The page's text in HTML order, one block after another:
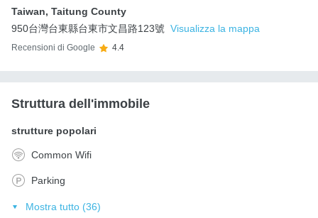
Taiwan, Taitung County
950台灣台東縣台東市文昌路123號 Visualizza la mappa
Recensioni di Google 4.4
Struttura dell'immobile
strutture popolari
Common Wifi
Parking
Mostra tutto (36)